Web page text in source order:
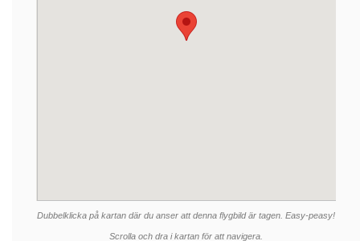
Dubbelklicka på kartan där du anser att denna flygbild är tagen. Easy-peasy!
Scrolla och dra i kartan för att navigera.